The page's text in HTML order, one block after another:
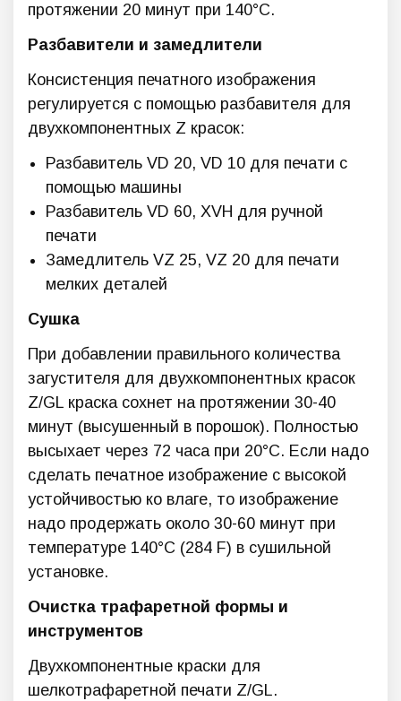
протяжении 20 минут при 140°С.
Разбавители и замедлители
Консистенция печатного изображения
регулируется с помощью разбавителя для
двухкомпонентных Z красок:
Разбавитель VD 20, VD 10 для печати с
помощью машины
Разбавитель VD 60, XVH для ручной
печати
Замедлитель VZ 25, VZ 20 для печати
мелких деталей
Сушка
При добавлении правильного количества
загустителя для двухкомпонентных красок
Z/GL краска сохнет на протяжении 30-40
минут (высушенный в порошок). Полностью
высыхает через 72 часа при 20°С. Если надо
сделать печатное изображение с высокой
устойчивостью ко влаге, то изображение
надо продержать около 30-60 минут при
температуре 140°С (284 F) в сушильной
установке.
Очистка трафаретной формы и
инструментов
Двухкомпонентные краски для
шелкотрафаретной печати Z/GL.